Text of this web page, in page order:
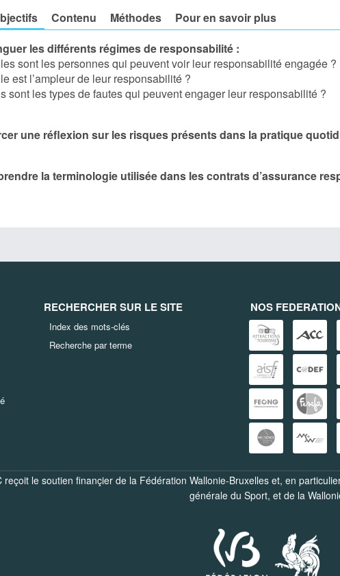
Contenu Méthodes
Pour en savoir plus
les différents régimes de responsabilité :
sont les personnes qui peuvent voir leur responsabilité engagée ?
est l’ampleur de leur responsabilité ?
sont les types de fautes qui peuvent engager leur responsabilité ?
une réflexion sur les risques présents dans la pratique
la terminologie utilisée dans les contrats d’assurance
RECHERCHER SUR LE SITE
Index des mots-clés
Recherche par terme
NOS
reçoit le soutien finançier de la Fédération Wallonie-Bruxelles et, en
générale du Sport, et de la